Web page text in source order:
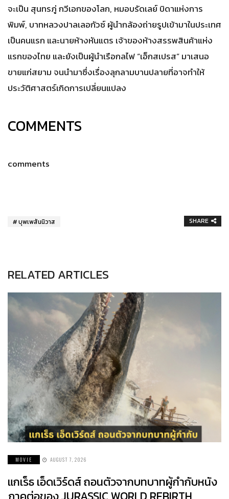
จะเป็น สุนทรภู่ กวีเอกของโลก, หมอบรัดเลย์ บิดาแห่งการ
พิมพ์, บาทหลวงปาลเลอกัวซ์ ผู้นำกล้องถ่ายรูปเข้ามาในประเทศ
เป็นคนแรก และนายห้างหันแตร เจ้าของห้างสรรพสินค้าแห่ง
แรกของไทย และยังเป็นผู้นำเรือกลไฟ “เอ็กสเปรส” มาเสนอ
ขายแก่สยาม จนนำมาซึ่งเรื่องลุกลามบานปลายที่อาจทำให้
ประวัติศาสตร์เกิดการเปลี่ยนแปลง
COMMENTS
comments
บุพเพสันนิวาส SHARE
RELATED ARTICLES
MOVIE AUGUST 7, 2026
แกเร็ธ เอ็ดเวิร์ดส์ ถอนตัวจากบทบาทผู้กำกับหนัง